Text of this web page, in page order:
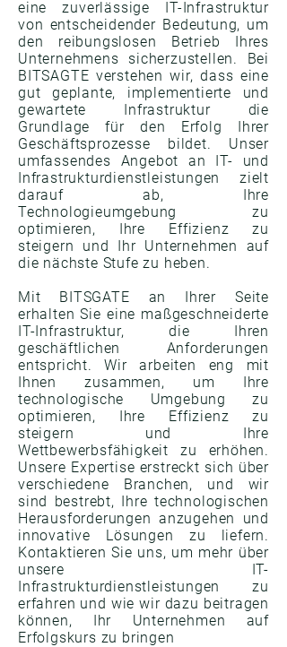
eine zuverlässige IT-Infrastruktur
von entscheidender Bedeutung, um
den reibungslosen Betrieb Ihres
Unternehmens sicherzustellen. Bei
BITSAGTE verstehen wir, dass eine
gut geplante, implementierte und
gewartete Infrastruktur die
Grundlage für den Erfolg Ihrer
Geschäftsprozesse bildet. Unser
umfassendes Angebot an IT- und
Infrastrukturdienstleistungen zielt
darauf ab, Ihre
Technologieumgebung zu
optimieren, Ihre Effizienz zu
steigern und Ihr Unternehmen auf
die nächste Stufe zu heben.
Mit BITSGATE an Ihrer Seite
erhalten Sie eine maßgeschneiderte
IT-Infrastruktur, die Ihren
geschäftlichen Anforderungen
entspricht. Wir arbeiten eng mit
Ihnen zusammen, um Ihre
technologische Umgebung zu
optimieren, Ihre Effizienz zu
steigern und Ihre
Wettbewerbsfähigkeit zu erhöhen.
Unsere Expertise erstreckt sich über
verschiedene Branchen, und wir
sind bestrebt, Ihre technologischen
Herausforderungen anzugehen und
innovative Lösungen zu liefern.
Kontaktieren Sie uns, um mehr über
unsere IT-
Infrastrukturdienstleistungen zu
erfahren und wie wir dazu beitragen
können, Ihr Unternehmen auf
Erfolgskurs zu bringen